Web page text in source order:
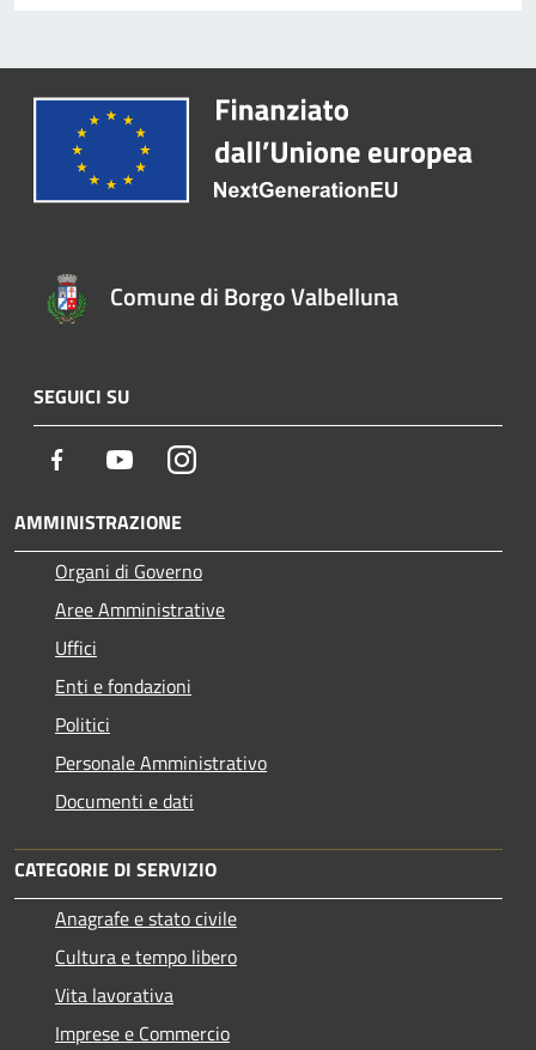
Comune di Borgo Valbelluna
SEGUICI SU
Facebook YoutubeInstagram
AMMINISTRAZIONE
Organi di Governo
Aree Amministrative
Uffici
Enti e fondazioni
Politici
Personale Amministrativo
Documenti e dati
CATEGORIE DI SERVIZIO
Anagrafe e stato civile
Cultura e tempo libero
Vita lavorativa
Imprese e Commercio